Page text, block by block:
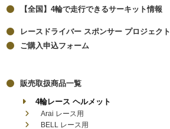
【全国】4輪で走行できるサーキット情報
レースドライバー スポンサー プロジェクト
ご購入申込フォーム
販売取扱商品一覧
4輪レース ヘルメット
Arai レース用
BELL レース用